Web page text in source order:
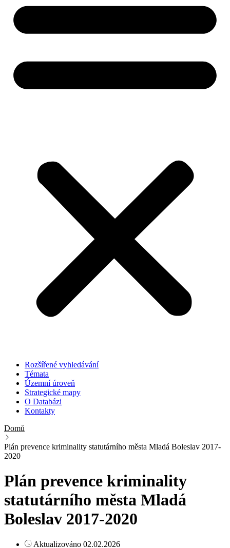
Rozšířené vyhledávání
Témata
Územní úroveň
Strategické mapy
O Databázi
Kontakty
Domů
Plán prevence kriminality statutárního města Mladá Boleslav 2017-
2020
Plán prevence kriminality
statutárního města Mladá
Boleslav 2017-2020
Aktualizováno 02.02.2026